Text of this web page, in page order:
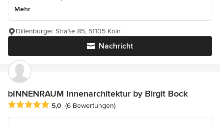
Mehr
Nachricht
Dillenburger Straße 85, 51105 Köln
bINNENRAUM Innenarchitektur by Birgit Bock
Durchschnittliche Bewertung: 5 von 5 Sternen
5,0 (6 Bewertungen)